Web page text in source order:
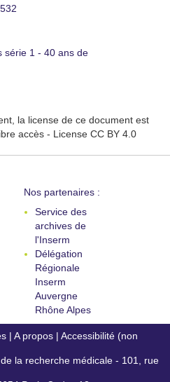
série 1 - 40 ans de
la license de ce document est
accès - License CC BY 4.0
Nos partenaires :
Service des
archives de
l'Inserm
Délégation
Régionale
Inserm
Auvergne
Rhône Alpes
| A propos | Accessibilité (non
la recherche médicale - 101, rue